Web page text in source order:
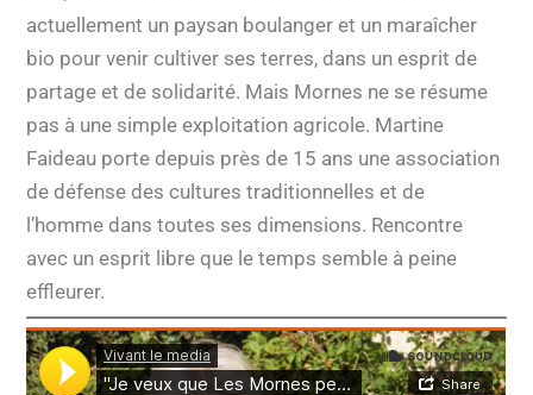
actuellement un paysan boulanger et un maraîcher
bio pour venir cultiver ses terres, dans un esprit de
partage et de solidarité. Mais Mornes ne se résume
pas à une simple exploitation agricole. Martine
Faideau porte depuis près de 15 ans une association
de défense des cultures traditionnelles et de
l’homme dans toutes ses dimensions. Rencontre
avec un esprit libre que le temps semble à peine
effleurer.